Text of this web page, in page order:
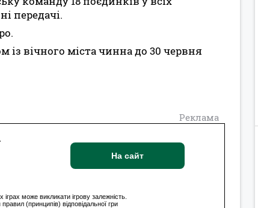
передачі.
із вічного міста чинна до 30 червня
Реклама
На сайт
іграх може викликати ігрову залежність.
(принципів) відповідальної гри